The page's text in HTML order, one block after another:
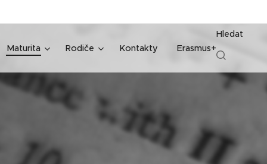
Maturita Rodiče Kontakty Erasmus+
Hledat